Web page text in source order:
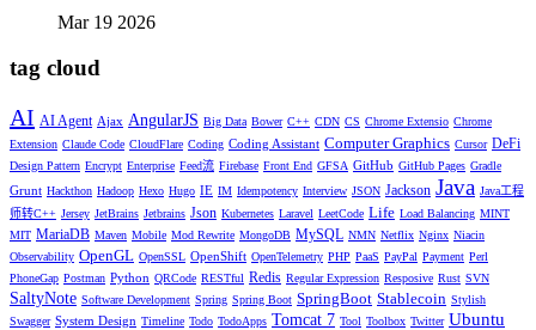
Mar 19 2026
tag cloud
AI AI Agent Ajax AngularJS Big Data Bower C++ CDN CS Chrome Extensio Chrome
Extension Claude Code CloudFlare Coding Coding Assistant Computer Graphics Cursor DeFi
Design Pattern Encrypt Enterprise Feed流 Firebase Front End GFSA GitHub GitHub Pages Gradle
Grunt Hackthon Hadoop Hexo Hugo IE IM Idempotency Interview JSON Jackson Java Java工程
师转C++ Jersey JetBrains Jetbrains Json Kubernetes Laravel LeetCode Life Load Balancing MINT
MIT MariaDB Maven Mobile Mod Rewrite MongoDB MySQL NMN Netflix Nginx Niacin
Observability OpenGL OpenSSL OpenShift OpenTelemetry PHP PaaS PayPal Payment Perl
PhoneGap Postman Python QRCode RESTful Redis Regular Expression Resposive Rust SVN
SaltyNote Software Development Spring Spring Boot SpringBoot Stablecoin Stylish
Swagger System Design Timeline Todo TodoApps Tomcat 7 Tool Toolbox Twitter Ubuntu